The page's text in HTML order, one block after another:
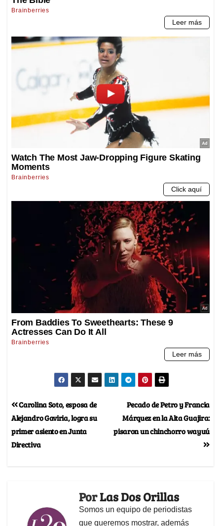
Pecado de Petro y Francia
Márquez en la Alta Guajira:
pisaron un chinchorro wayuú
Carolina Soto, esposa de
Alejandro Gaviria, logra su
primer asiento en Junta
Directiva
PorLas Dos Orillas
Somos un equipo de periodistas
que queremos mostrar, además